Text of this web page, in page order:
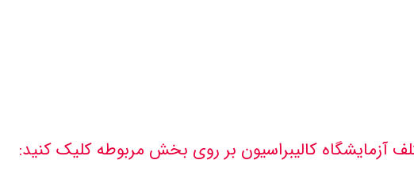
آزمایشگاه کالیبراسیون بر روی بخش مربوطه کلیک کنید: